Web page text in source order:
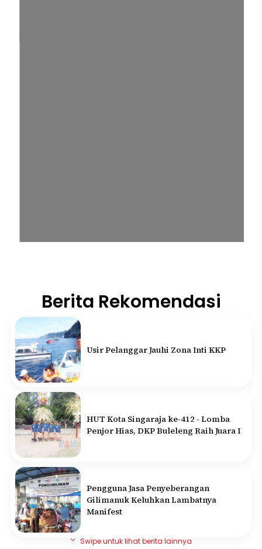
Berita Rekomendasi
Usir Pelanggar Jauhi Zona Inti KKP
HUT Kota Singaraja ke-412 - Lomba
Penjor Hias, DKP Buleleng Raih Juara I
Pengguna Jasa Penyeberangan
Gilimanuk Keluhkan Lambatnya
Manifest
Swipe untuk lihat berita lainnya